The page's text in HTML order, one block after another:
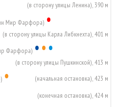
(в сторону улицы Ленина), 390 м
Мир Фарфора) •
(в сторону улицы Карла Либкнехта), 401 м
Фарфора) •••
(в сторону улицы Пушкинской), 413 м
• (начальная остановка), 423 м
(конечная остановка), 424 м